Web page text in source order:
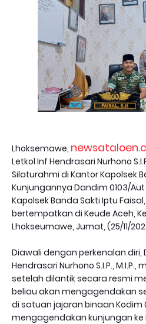
Lhoksemawe,
Letkol Inf Hendrasari Nurhono
Silaturahmi di Kantor Kapolsek
Kunjungannya Dandim 0103/
Kapolsek Banda Sakti Iptu
bertempatkan di Keude Aceh,
Lhokseumawe, Jumat, (25/11/
Diawali dengan perkenalan diri,
Hendrasari Nurhono S.I.P.,
setelah dilantik secara resmi
beliau akan mengagendakan
di satuan jajaran binaan Kodim
mengagendakan kunjungan ke